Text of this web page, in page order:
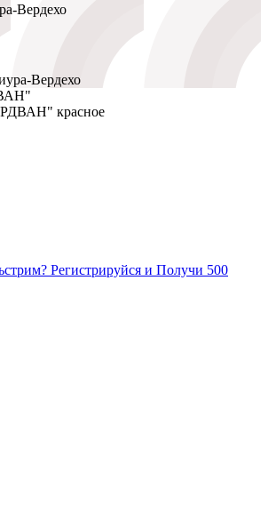
Вердехо
красное
Регистрируйся и Получи 500